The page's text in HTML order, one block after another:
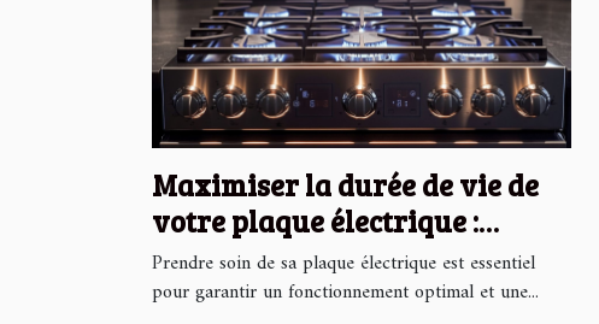
Maximiser la durée de vie de
votre plaque électrique :
conseils pratiques
Prendre soin de sa plaque électrique est essentiel
pour garantir un fonctionnement optimal et une...